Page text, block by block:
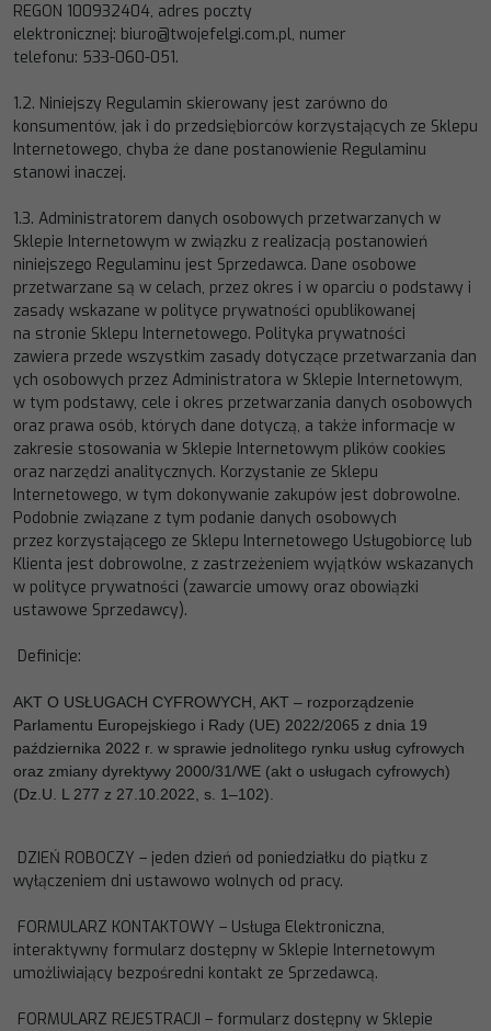
REGON 100932404, adres poczty
elektronicznej: biuro@twojefelgi.com.pl, numer
telefonu: 533-060-051.
1.2. Niniejszy Regulamin skierowany jest zarówno do
konsumentów, jak i do przedsiębiorców korzystających ze Sklepu
Internetowego, chyba że dane postanowienie Regulaminu
stanowi inaczej.
1.3. Administratorem danych osobowych przetwarzanych w
Sklepie Internetowym w związku z realizacją postanowień
niniejszego Regulaminu jest Sprzedawca. Dane osobowe
przetwarzane są w celach, przez okres i w oparciu o podstawy i
zasady wskazane w polityce prywatności opublikowanej
na stronie Sklepu Internetowego. Polityka prywatności
zawiera przede wszystkim zasady dotyczące przetwarzania dan
ych osobowych przez Administratora w Sklepie Internetowym,
w tym podstawy, cele i okres przetwarzania danych osobowych
oraz prawa osób, których dane dotyczą, a także informacje w
zakresie stosowania w Sklepie Internetowym plików cookies
oraz narzędzi analitycznych. Korzystanie ze Sklepu
Internetowego, w tym dokonywanie zakupów jest dobrowolne.
Podobnie związane z tym podanie danych osobowych
przez korzystającego ze Sklepu Internetowego Usługobiorcę lub
Klienta jest dobrowolne, z zastrzeżeniem wyjątków wskazanych
w polityce prywatności (zawarcie umowy oraz obowiązki
ustawowe Sprzedawcy).
Definicje:
AKT O USŁUGACH CYFROWYCH, AKT – rozporządzenie
Parlamentu Europejskiego i Rady (UE) 2022/2065 z dnia 19
października 2022 r. w sprawie jednolitego rynku usług cyfrowych
oraz zmiany dyrektywy 2000/31/WE (akt o usługach cyfrowych)
(Dz.U. L 277 z 27.10.2022, s. 1–102).
DZIEŃ ROBOCZY – jeden dzień od poniedziałku do piątku z
wyłączeniem dni ustawowo wolnych od pracy.
FORMULARZ KONTAKTOWY – Usługa Elektroniczna,
interaktywny formularz dostępny w Sklepie Internetowym
umożliwiający bezpośredni kontakt ze Sprzedawcą.
FORMULARZ REJESTRACJI – formularz dostępny w Sklepie